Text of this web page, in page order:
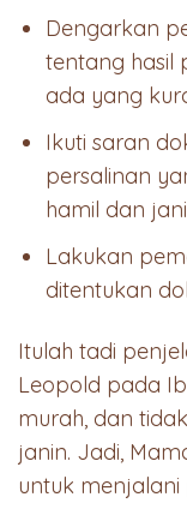
Dengarkan
tentang hasil
ada yang
Ikuti saran
persalinan
hamil dan
Lakukan
ditentukan
Itulah tadi
Leopold pada
murah, dan
janin. Jadi,
untuk